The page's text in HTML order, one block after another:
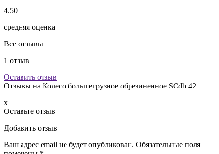
4.50
средняя оценка
Все отзывы
1 отзыв
Оставить отзыв
Отзывы на Колесо большегрузное обрезиненное SCdb 42
x
Оставьте отзыв
Добавить отзыв
Ваш адрес email не будет опубликован. Обязательные поля